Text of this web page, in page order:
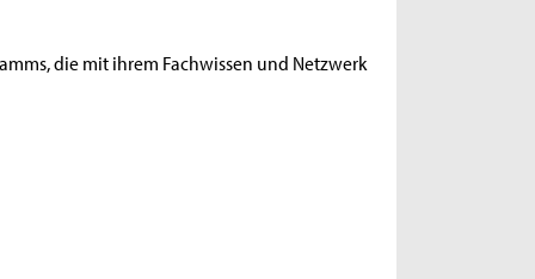
die mit ihrem Fachwissen und Netzwerk